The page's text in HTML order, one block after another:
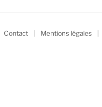
Contact Mentions légales